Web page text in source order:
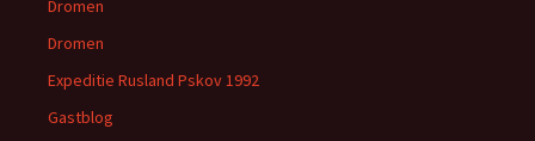
Dromen
Dromen
Expeditie Rusland Pskov 1992
Gastblog